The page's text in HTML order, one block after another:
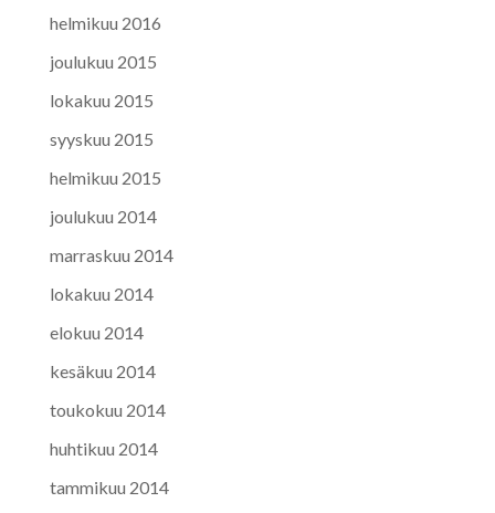
helmikuu 2016
joulukuu 2015
lokakuu 2015
syyskuu 2015
helmikuu 2015
joulukuu 2014
marraskuu 2014
lokakuu 2014
elokuu 2014
kesäkuu 2014
toukokuu 2014
huhtikuu 2014
tammikuu 2014